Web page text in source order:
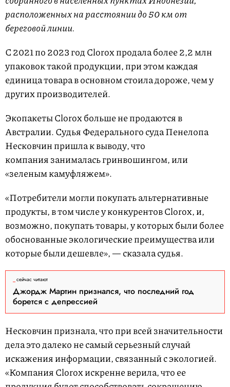
расположенных на расстоянии до 50 км от
береговой линии.
С 2021 по 2023 год Clorox продала более 2,2 млн
упаковок такой продукции, при этом каждая
единица товара в основном стоила дороже, чем у
других производителей.
Экопакеты Clorox больше не продаются в
Австралии. Судья Федерального суда Пенелопа
Несковчин пришла к выводу, что
компания занималась гринвошингом, или
«зеленым камуфляжем».
«Потребители могли покупать альтернативные
продукты, в том числе у конкурентов Clorox, и,
возможно, покупать товары, у которых были более
обоснованные экологические преимущества или
которые были дешевле», — сказала судья.
сейчас читают
Джордж Мартин признался, что последний год
борется с депрессией
Несковчин признала, что при всей значительности
дела это далеко не самый серьезный случай
искажения информации, связанный с экологией.
«Компания Clorox искренне верила, что ее